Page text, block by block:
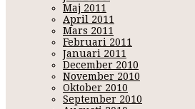
Maj 2011
April 2011
Mars 2011
Februari 2011
Januari 2011
December 2010
November 2010
Oktober 2010
September 2010